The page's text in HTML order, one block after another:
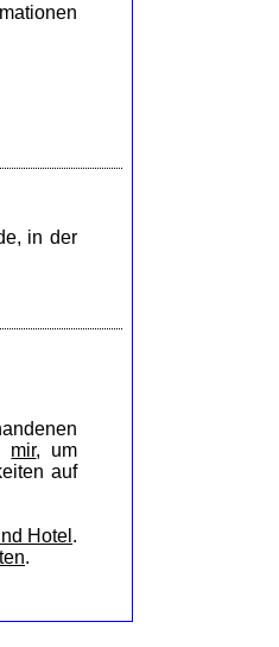
in der
mir, um
auf
Hotel .
.